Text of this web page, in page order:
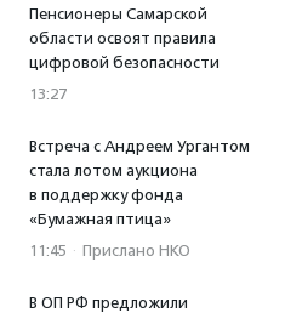
Пенсионеры Самарской
области освоят правила
цифровой безопасности
13:27
Встреча с Андреем Ургантом
стала лотом аукциона
в поддержку фонда
«Бумажная птица»
11:45 · Прислано НКО
В ОП РФ предложили